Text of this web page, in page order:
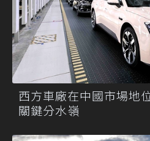
西方車廠在中國市場地
關鍵分水嶺